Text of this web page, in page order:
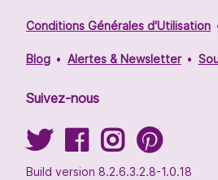
Conditions Générales d'Utilisation
Blog Alertes & Newsletter
Suivez-nous
Build version 8.2.6.3.2.8-1.0.18